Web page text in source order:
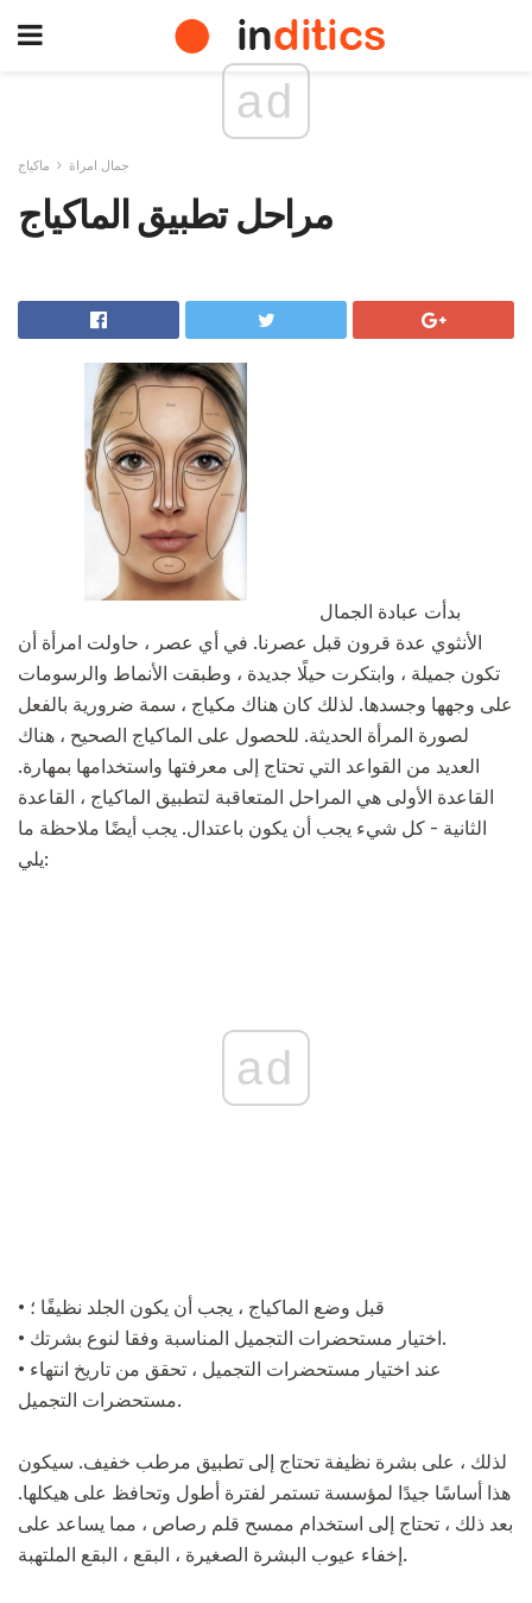
ad
جمال امراة ماكياج
مراحل تطبيق الماكياج
الأنثوي عدة قرون قبل عصرنا. في أي عصر ، حاولت امرأة أن
تكون جميلة ، وابتكرت حيلًا جديدة ، وطبقت الأنماط والرسومات
على وجهها وجسدها. لذلك كان هناك مكياج ، سمة ضرورية بالفعل
لصورة المرأة الحديثة. للحصول على الماكياج الصحيح ، هناك
العديد من القواعد التي تحتاج إلى معرفتها واستخدامها بمهارة.
القاعدة الأولى هي المراحل المتعاقبة لتطبيق الماكياج ، القاعدة
الثانية - كل شيء يجب أن يكون باعتدال. يجب أيضًا ملاحظة ما
يلي:
ad
• قبل وضع الماكياج ، يجب أن يكون الجلد نظيفًا ؛
• اختيار مستحضرات التجميل المناسبة وفقا لنوع بشرتك.
• عند اختيار مستحضرات التجميل ، تحقق من تاريخ انتهاء
مستحضرات التجميل.
لذلك ، على بشرة نظيفة تحتاج إلى تطبيق مرطب خفيف. سيكون
هذا أساسًا جيدًا لمؤسسة تستمر لفترة أطول وتحافظ على هيكلها.
بعد ذلك ، تحتاج إلى استخدام ممسح قلم رصاص ، مما يساعد على
إخفاء عيوب البشرة الصغيرة ، البقع ، البقع الملتهبة.